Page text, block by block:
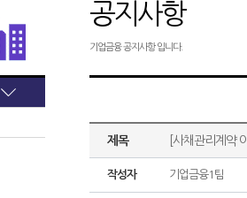
공지사항
기업금융 공지사항 입니다.
제목 [사채관리계약
작성자 기업금융1팀